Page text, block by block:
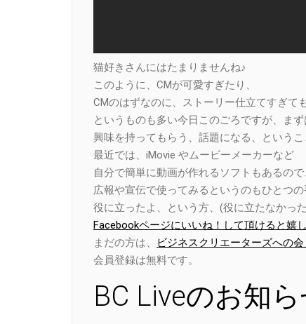
猫好きさんにはたまりませんね♪
このように、CMが可愛すぎたり、
CMのはずなのに、ストーリー仕立てすぎて
というものも多い今日このごろですが、ま
興味を持ってもらう、話題になる、というこ
最近では、iMovie やムービーメーカーなど
自分で簡単に動画が作れるソフトもあるので
広報や宣伝で使ってみるというのもひとつ
役に立ったよ、という方、(役に立たなかっ
Facebookページにいいね！して頂けると嬉し
まだの方は、
ビジネスクリエーターズへの
会員登録は無料です。
BC Liveのお知